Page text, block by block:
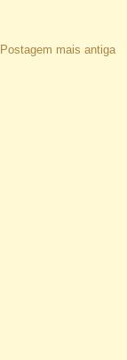
Postagem mais antiga